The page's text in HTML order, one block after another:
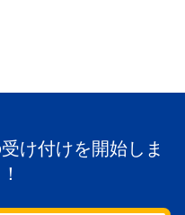
け付けを開始しま